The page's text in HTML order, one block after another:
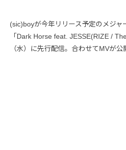
(sic)boyが今年リリース予定のメジャ
「Dark Horse feat. JESSE(RIZE /
（水）に先行配信。合わせてMVが公